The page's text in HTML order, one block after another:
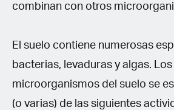
combinan con otros
El suelo contiene numerosas
bacterias, levaduras y algas. Los
microorganismos del suelo se
(o varias) de las siguientes